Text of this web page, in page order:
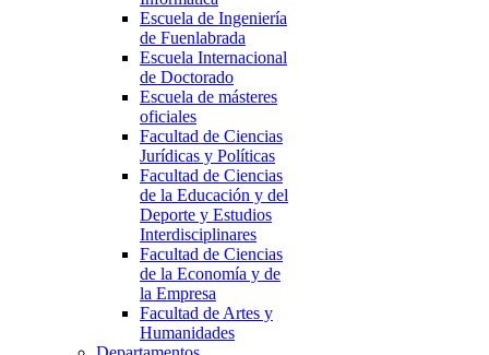
Escuela de Ingeniería
de Fuenlabrada
Escuela Internacional
de Doctorado
Escuela de másteres
oficiales
Facultad de Ciencias
Jurídicas y Políticas
Facultad de Ciencias
de la Educación y del
Deporte y Estudios
Interdisciplinares
Facultad de Ciencias
de la Economía y de
la Empresa
Facultad de Artes y
Humanidades